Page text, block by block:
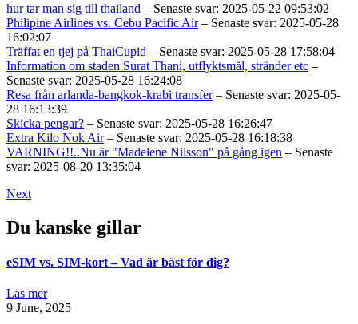
hur tar man sig till thailand – Senaste svar: 2025-05-22 09:53:02
Philipine Airlines vs. Cebu Pacific Air– Senaste svar: 2025-05-28
16:02:07
Träffat en tjej på ThaiCupid – Senaste svar: 2025-05-28 17:58:04
Information om staden Surat Thani, utflyktsmål, stränder etc –
Senaste svar: 2025-05-28 16:24:08
Resa från arlanda-bangkok-krabi transfer– Senaste svar: 2025-05-
28 16:13:39
Skicka pengar? – Senaste svar: 2025-05-28 16:26:47
Extra Kilo Nok Air– Senaste svar: 2025-05-28 16:18:38
VARNING!!..Nu är "Madelene Nilsson" på gång igen – Senaste
svar: 2025-08-20 13:35:04
Next
Du kanske gillar
eSIM vs. SIM-kort – Vad är bäst för dig?
Läs mer
9 June, 2025